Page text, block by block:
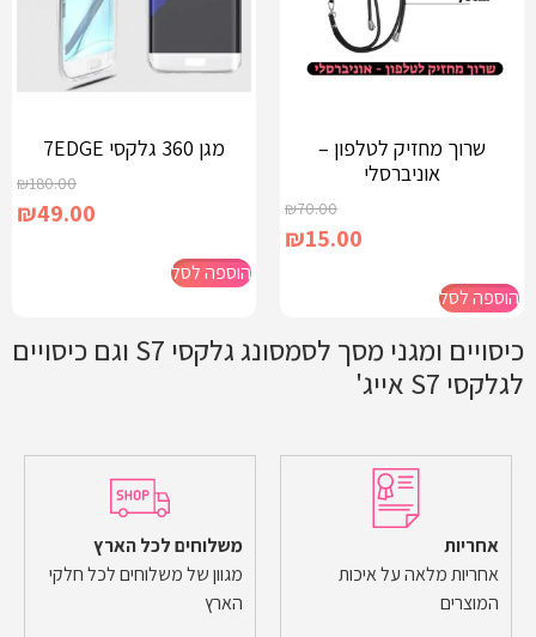
שרוך מחזיק לטלפון –
אוניברסלי
₪70.00
₪15.00
הוספה לסל
מגן 360 גלקסי 7EDGE
₪180.00
₪49.00
הוספה לסל
כיסויים ומגני מסך לסמסונג גלקסי S7 וגם כיסויים
לגלקסי S7 אייג'
אחריות
אחריות מלאה על איכות
המוצרים
משלוחים לכל הארץ
מגוון של משלוחים לכל חלקי
הארץ